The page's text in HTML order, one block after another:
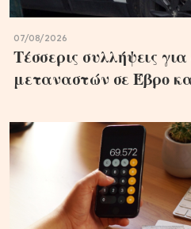
07/08/2026
Τέσσερις συλλήψεις
μεταναστών σε Έβρο